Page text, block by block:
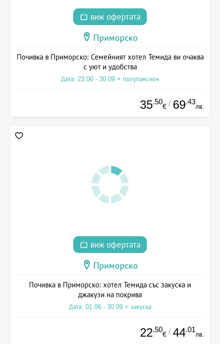
виж офертата
Приморско
Почивка в Приморско: Семейният хотел Темида ви очаква
с уют и удобства
Дата: 23.06 - 30.09 + полупансион
35.50
€ / 69.43
лв.
виж офертата
Приморско
Почивка в Приморско: хотел Темида със закуска и
джакузи на покрива
Дата: 01.06 - 30.09 + закуска
22.50
€ / 44.01
лв.